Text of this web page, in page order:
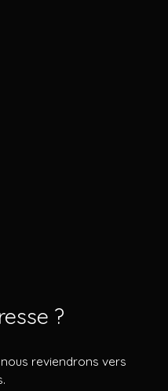
?
reviendrons vers